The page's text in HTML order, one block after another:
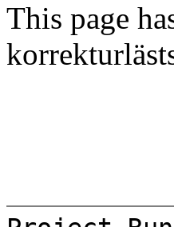
This page